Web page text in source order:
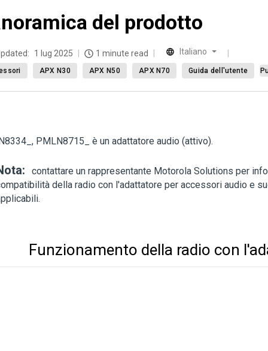
del prodotto
1 lug 2025 1 minute read Italiano
APX N30 APX N50 APX N70 Guida dell'utente
PMLN8715_ è un adattatore audio (attivo).
contattare un rappresentante Motorola Solutions per
della radio con l'adattatore per accessori audio e
Funzionamento della radio con